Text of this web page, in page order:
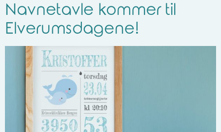
Navnetavle kommer til
Elverumsdagene!